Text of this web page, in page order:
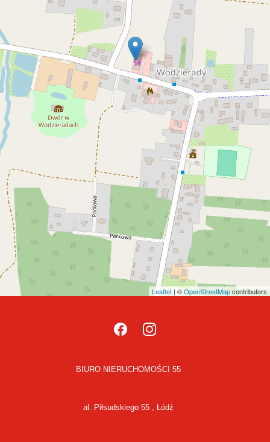
Leaflet | ©OpenStreetMapcontributors
BIURO NIERUCHOMOŚCI 55
al. Piłsudskiego 55 , Łódź